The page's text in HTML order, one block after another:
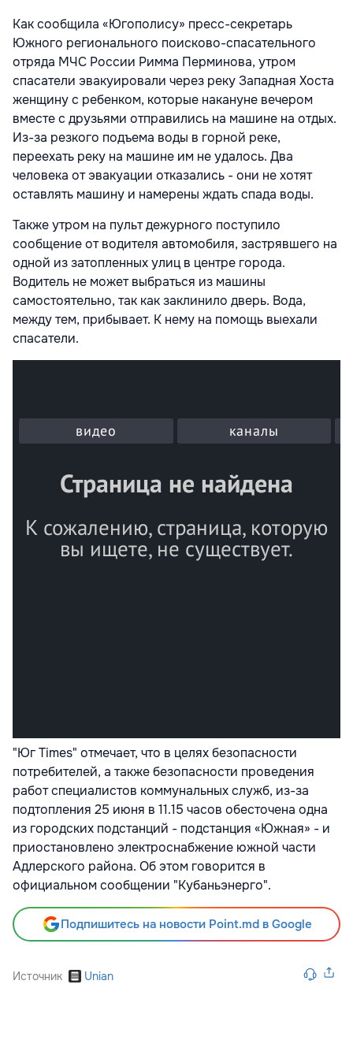
Как сообщила «Югополису» пресс-секретарь
Южного регионального поисково-спасательного
отряда МЧС России Римма Перминова, утром
спасатели эвакуировали через реку Западная Хоста
женщину с ребенком, которые накануне вечером
вместе с друзьями отправились на машине на отдых.
Из-за резкого подъема воды в горной реке,
переехать реку на машине им не удалось. Два
человека от эвакуации отказались - они не хотят
оставлять машину и намерены ждать спада воды.
Также утром на пульт дежурного поступило
сообщение от водителя автомобиля, застрявшего на
одной из затопленных улиц в центре города.
Водитель не может выбраться из машины
самостоятельно, так как заклинило дверь. Вода,
между тем, прибывает. К нему на помощь выехали
спасатели.
"Юг Times" отмечает, что в целях безопасности
потребителей, а также безопасности проведения
работ специалистов коммунальных служб, из-за
подтопления 25 июня в 11.15 часов обесточена одна
из городских подстанций - подстанция «Южная» - и
приостановлено электроснабжение южной части
Адлерского района. Об этом говорится в
официальном сообщении "Кубаньэнерго".
Подпишитесь на новости Point.md в Google
Источник Unian